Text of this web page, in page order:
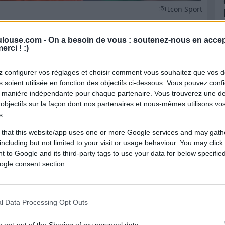
- On a besoin de vous : soutenez-nous en
! :)
configurer vos réglages et choisir comment vous souhaitez que vos
soient utilisée en fonction des objectifs ci-dessous. Vous pouvez
indépendante pour chaque partenaire. Vous trouverez une
sur la façon dont nos partenaires et nous-mêmes utilisons
that this website/app uses one or more Google services and may
but not limited to your visit or usage behaviour. You may
to Google and its third-party tags to use your data for below
consent section.
Data Processing Opt Outs
Icon Sport
dernières semaines, Ange Capuozzo
du Stade Toulousain revient sur
ce qu'il cherche à apporter dans le
épanoui... et lucide
satisfaction lorsqu'on évoque sa série
cette dimension offensive de son
: "Pour être tout à fait honnête oui je
cœur quand même de mon poste.